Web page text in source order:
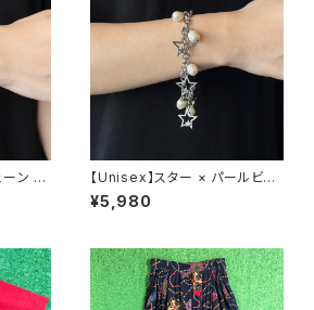
ーン ブ
リー
【Unisex】スター × パールビー
ズ チャーム チェーン ブレスレッ
ト / 古着 アクセサリー N1109
¥5,980